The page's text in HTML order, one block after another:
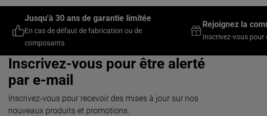
Jusqu'à 30 ans de garantie limitée
En cas de défaut de fabrication ou de
composants
Rejoignez la
Inscrivez-vous pour
Inscrivez-vous pour être alerté
par e-mail
Inscrivez-vous pour recevoir des mises à jour sur nos
nouveaux produits et promotions.